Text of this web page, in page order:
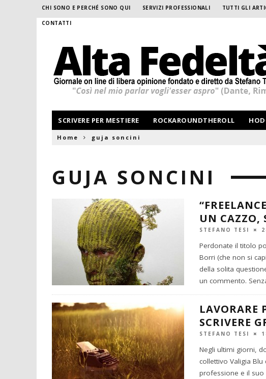
CHI SONO E PERCHÉ SONO QUI SERVIZI PROFESSIONALI TUTTI GLI
CONTATTI
SCRIVERE PER MESTIERE ROCKAROUNDTHEROLL
Home guja soncini
GUJA SONCINI
UN CAZZO,
STEFANO TESI
Perdonate il titolo
Borri (che non si
della solita
un commento.
LAVORARE
SCRIVERE
STEFANO TESI
Negli ultimi giorni,
collettivo Valigia
professione e il suo